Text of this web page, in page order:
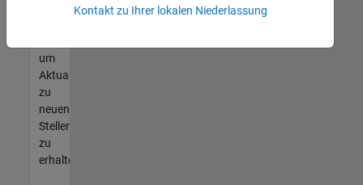
unseres
um
Aktualisierungen
zu
neuen
Stellenangeboten
zu
erhalten.
Kontakt zu Ihrer lokalen Niederlassung